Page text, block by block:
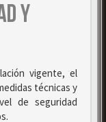
Y
vigente, el
técnicas y
de seguridad